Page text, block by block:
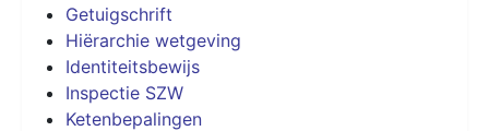
Getuigschrift
Hiërarchie wetgeving
Identiteitsbewijs
Inspectie SZW
Ketenbepalingen